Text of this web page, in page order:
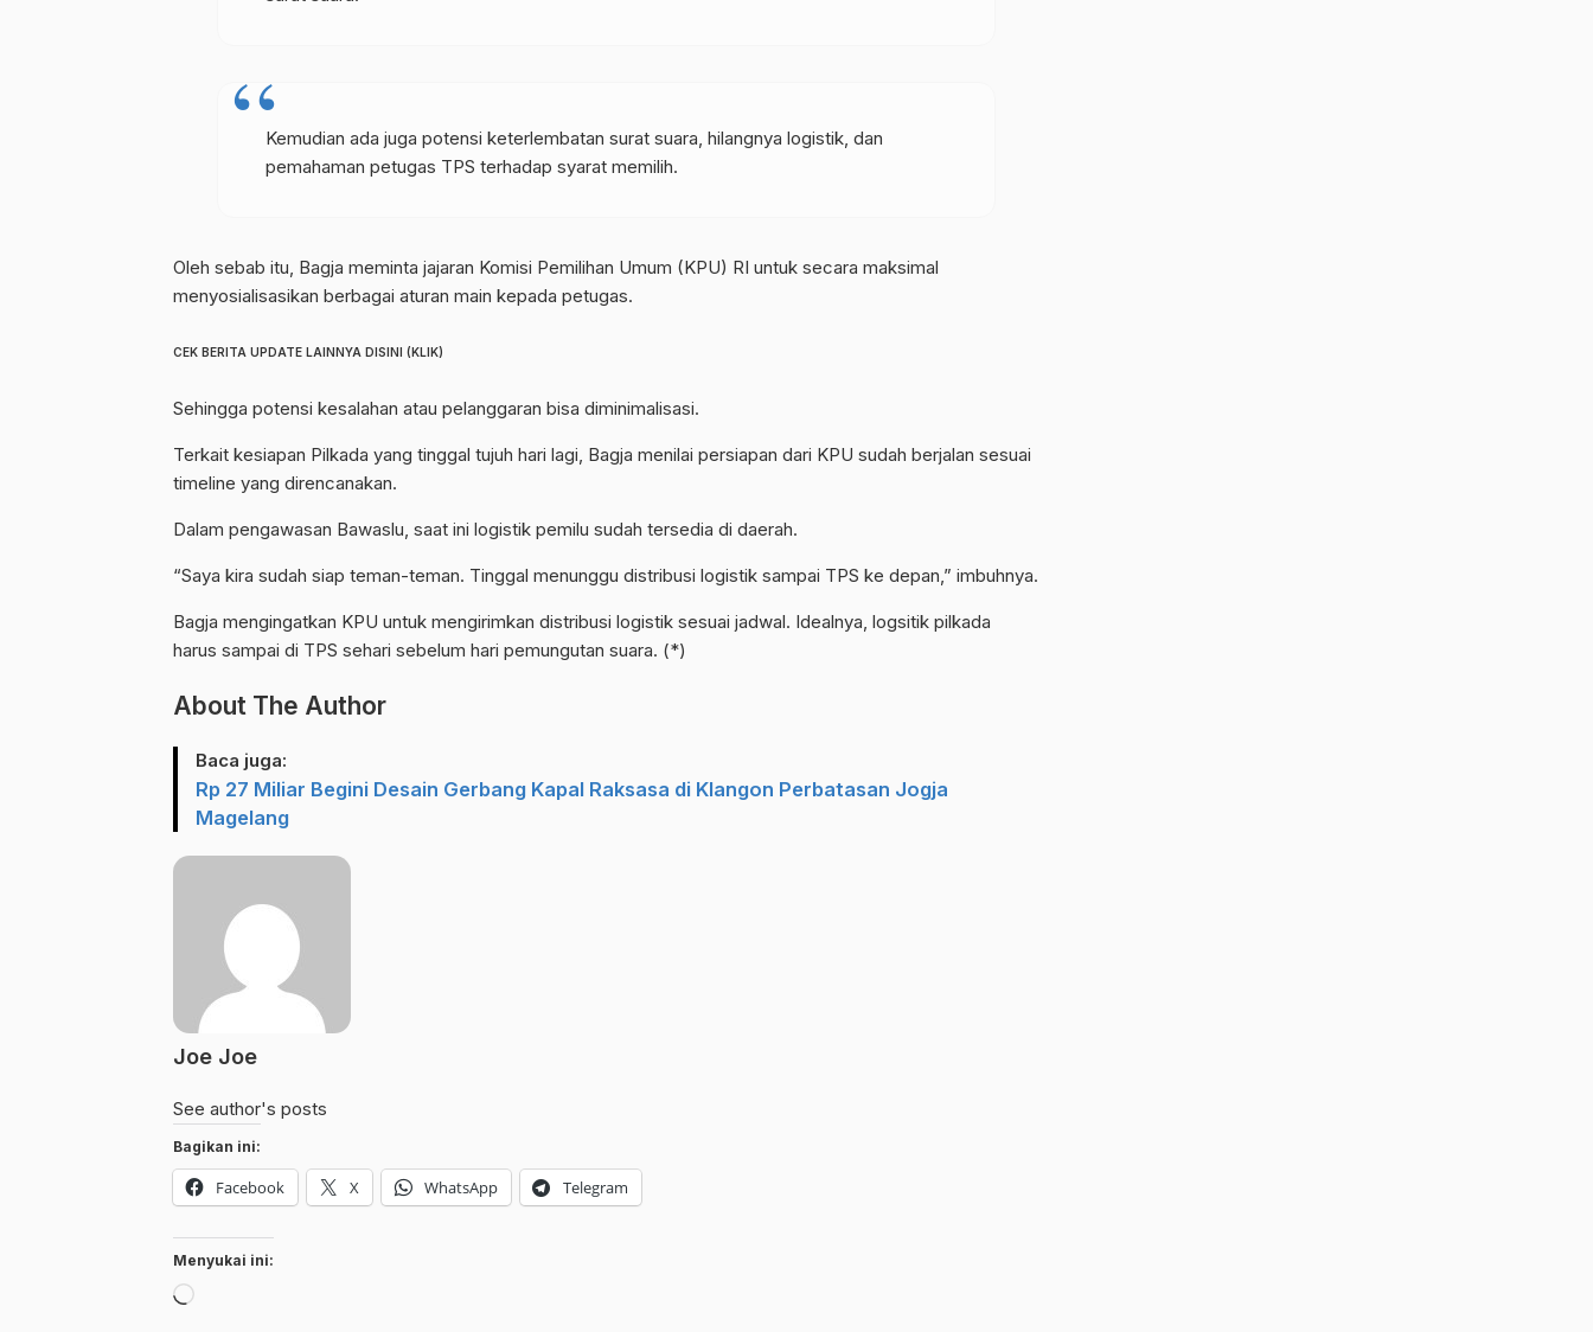
Kemudian ada juga potensi keterlembatan surat suara, hilangnya logistik, dan
pemahaman petugas TPS terhadap syarat memilih.
Oleh sebab itu, Bagja meminta jajaran Komisi Pemilihan Umum (KPU) RI untuk secara maksimal
menyosialisasikan berbagai aturan main kepada petugas.
CEK BERITA UPDATE LAINNYA DISINI (KLIK)
Sehingga potensi kesalahan atau pelanggaran bisa diminimalisasi.
Terkait kesiapan Pilkada yang tinggal tujuh hari lagi, Bagja menilai persiapan dari KPU sudah berjalan sesuai
timeline yang direncanakan.
Dalam pengawasan Bawaslu, saat ini logistik pemilu sudah tersedia di daerah.
“Saya kira sudah siap teman-teman. Tinggal menunggu distribusi logistik sampai TPS ke depan,” imbuhnya.
Bagja mengingatkan KPU untuk mengirimkan distribusi logistik sesuai jadwal. Idealnya, logsitik pilkada
harus sampai di TPS sehari sebelum hari pemungutan suara. (*)
About The Author
Baca juga:
Rp 27 Miliar Begini Desain Gerbang Kapal Raksasa di Klangon Perbatasan Jogja
Magelang
Joe Joe
See author's posts
Bagikan ini:
Facebook X WhatsApp Telegram
Menyukai ini:
Memuat...